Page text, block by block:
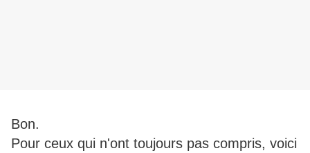
Bon.
Pour ceux qui n'ont toujours pas compris, voici